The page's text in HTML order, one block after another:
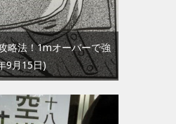
略法！1mオーバーで強
9月15日